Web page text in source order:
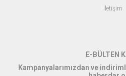
İletişim
E-BÜLTEN
Kampanyalarımızdan ve